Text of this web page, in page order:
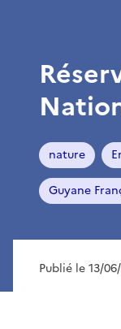
nature
Guyane
Publié le 13/